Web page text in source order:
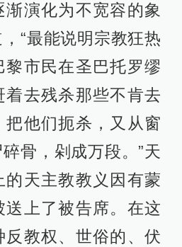
渐演化为不宽容的象
“最能说明宗教狂热
黎市民在圣巴托罗缪
着去残杀那些不肯去
他们扼杀，又从窗
骨，剁成万段。”天
的天主教教义因有蒙
送上了被告席。在这
教权、世俗的、伏